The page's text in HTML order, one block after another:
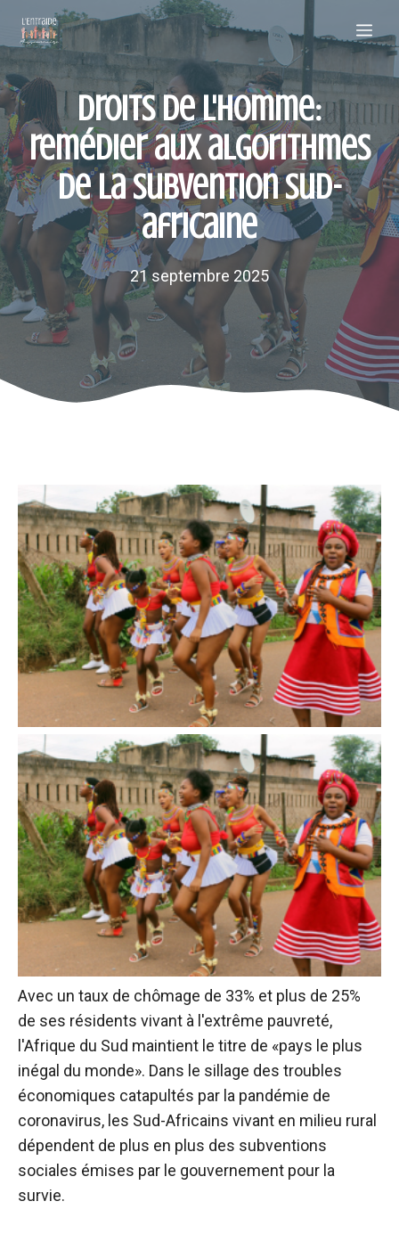
contenu
Droits de l'homme:
remédier aux algorithmes
de la subvention sud-
africaine
21 septembre 2025
Avec un taux de chômage de 33% et plus de 25%
de ses résidents vivant à l'extrême pauvreté,
l'Afrique du Sud maintient le titre de «pays le plus
inégal du monde». Dans le sillage des troubles
économiques catapultés par la pandémie de
coronavirus, les Sud-Africains vivant en milieu rural
dépendent de plus en plus des subventions
sociales émises par le gouvernement pour la
survie.